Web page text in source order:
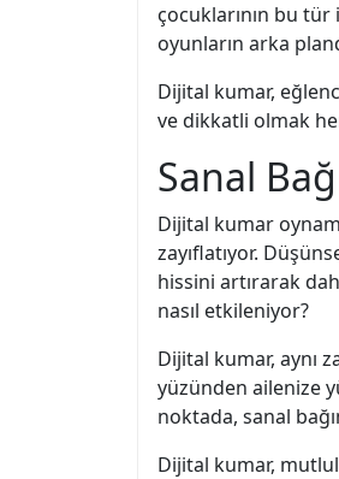
çocuklarının bu
oyunların arka
Dijital kumar,
ve dikkatli olmak
Sanal
Dijital kumar
zayıflatıyor.
hissini artırarak
nasıl etkileniyor?
Dijital kumar, aynı
yüzünden ailenize
noktada, sanal
Dijital kumar,